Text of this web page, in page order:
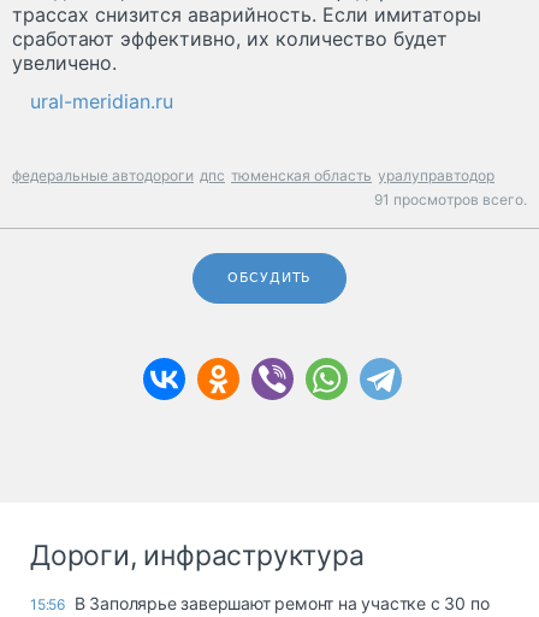
трассах снизится аварийность. Если имитаторы
сработают эффективно, их количество будет
увеличено.
ural-meridian.ru
федеральные автодороги дпс тюменская область уралуправтодор
91 просмотров всего.
ОБСУДИТЬ
Дороги, инфраструктура
15:56 В Заполярье завершают ремонт на участке с 30 по